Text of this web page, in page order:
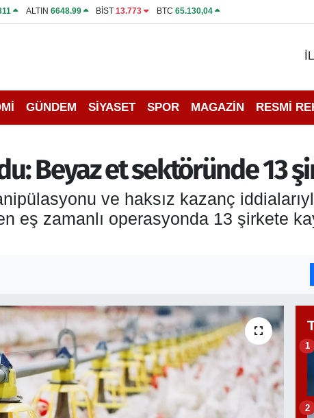
ALTIN 6648.99 BİST13.773 BTC 65.130,04
GÜNDEM SİYASET SPOR MAGAZİN RESMİ
Beyaz et sektöründe 13
ve haksız kazanç
eş zamanlı operasyonda 13 şirkete
1
2